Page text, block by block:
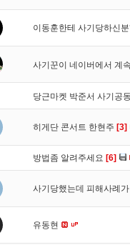
이동훈한테 사기당하신
사기꾼이 네이버에서 계
당근마켓 박준서 사기공
히게단 콘서트 한현주 [3]
방법좀 알려주세요 [6]
사기당했는데 피해사례
유동현